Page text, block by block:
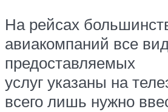
На рейсах
авиакомпаний все
предоставляемых
услуг указаны на
всего лишь нужно